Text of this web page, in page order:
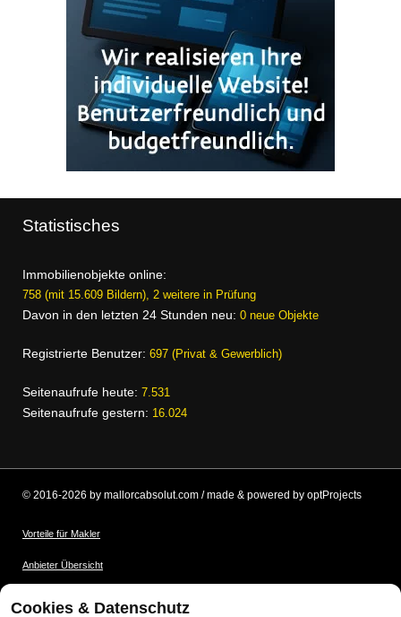
Statistisches
Immobilienobjekte online:
758 (mit 15.609 Bildern), 2 weitere in Prüfung
Davon in den letzten 24 Stunden neu: 0 neue Objekte
Registrierte Benutzer: 697 (Privat & Gewerblich)
Seitenaufrufe heute: 7.531
Seitenaufrufe gestern: 16.024
© 2016-2026 by mallorcabsolut.com / made & powered by optProjects
Vorteile für Makler
Anbieter Übersicht
Cookies & Datenschutz